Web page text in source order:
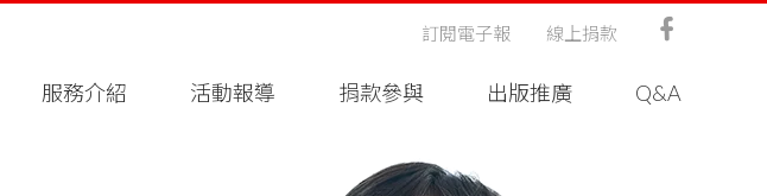
服務介紹 活動報導 捐款參與 出版推廣 Q&A
訂閱電子報 線上捐款